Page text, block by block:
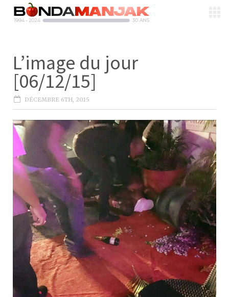
L’image du jour
[06/12/15]
DÉCEMBRE 6TH, 2015